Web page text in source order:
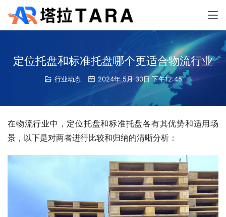
定位托盘和标准托盘哪个更适合物流行业
行业动态 2024年 5月 30日 下午12:45
在物流行业中，定位托盘和标准托盘各有其优势和适用场
景，以下是对两者进行比较和归纳的清晰分析：